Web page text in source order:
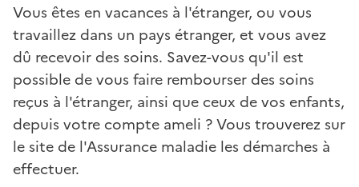
Vous êtes en vacances à l'étranger, ou vous
travaillez dans un pays étranger, et vous avez
dû recevoir des soins. Savez-vous qu'il est
possible de vous faire rembourser des soins
reçus à l'étranger, ainsi que ceux de vos enfants,
depuis votre compte ameli ? Vous trouverez sur
le site de l'Assurance maladie les démarches à
effectuer.